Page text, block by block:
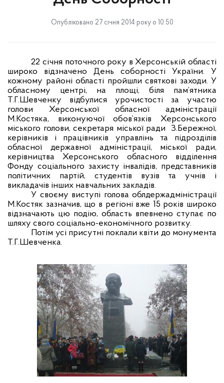
Опубліковано 27 січня 2014 року о 10:50
22 січня поточного року в Херсонській області
широко відзначено День соборності України. У
кожному районі області пройшли святкові заходи. У
обласному центрі, на площі, біля пам’ятника
Т.Г.Шевченку відбулися урочистості за участю
голови Херсонської обласної адміністрації
М.Костяка, виконуючої обов’язків Херсонського
міського голови, секретаря міської ради
З.Бережної,
керівників і працівників управлінь та підрозділів
обласної державної адміністрації, міської ради,
керівництва Херсонського обласного відділення
Фонду соціального захисту інвалідів, представників
політичних партій, студентів вузів та учнів і
викладачів інших навчальних закладів.
У своєму виступі голова облдержадміністрації
М.Костяк зазначив, що в регіоні вже 15 років широко
відзначають цю подію, область впевнено ступає по
шляху свого соціально-економічного розвитку.
Потім усі присутні поклали квіти до монумента
Т.Г.Шевченка.